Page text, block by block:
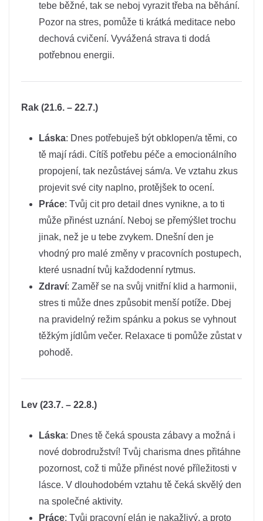
tebe běžné, tak se neboj vyrazit třeba na běhání.
Pozor na stres, pomůže ti krátká meditace nebo
dechová cvičení. Vyvážená strava ti dodá
potřebnou energii.
Rak (21.6. – 22.7.)
Láska: Dnes potřebuješ být obklopen/a těmi, co
tě mají rádi. Cítíš potřebu péče a emocionálního
propojení, tak nezůstávej sám/a. Ve vztahu zkus
projevit své city naplno, protějšek to ocení.
Práce: Tvůj cit pro detail dnes vynikne, a to ti
může přinést uznání. Neboj se přemýšlet trochu
jinak, než je u tebe zvykem. Dnešní den je
vhodný pro malé změny v pracovních postupech,
které usnadní tvůj každodenní rytmus.
Zdraví: Zaměř se na svůj vnitřní klid a harmonii,
stres ti může dnes způsobit menší potíže. Dbej
na pravidelný režim spánku a pokus se vyhnout
těžkým jídlům večer. Relaxace ti pomůže zůstat v
pohodě.
Lev (23.7. – 22.8.)
Láska: Dnes tě čeká spousta zábavy a možná i
nové dobrodružství! Tvůj charisma dnes přitáhne
pozornost, což ti může přinést nové příležitosti v
lásce. V dlouhodobém vztahu tě čeká skvělý den
na společné aktivity.
Práce: Tvůj pracovní elán je nakažlivý, a proto